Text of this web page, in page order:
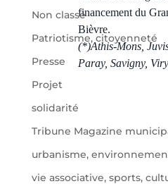
financement du
Bièvre.
(*)Athis-Mons,
Paray, Savigny, Viry
Non classé
Patriotisme, citoyenneté
Presse
Projet
solidarité
Tribune Magazine
urbanisme,
vie associative, sports,